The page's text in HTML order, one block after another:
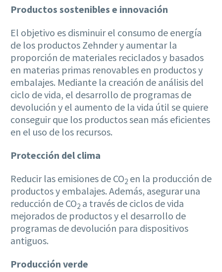
Productos sostenibles e innovación
El objetivo es disminuir el consumo de energía
de los productos Zehnder y aumentar la
proporción de materiales reciclados y basados
en materias primas renovables en productos y
embalajes. Mediante la creación de análisis del
ciclo de vida, el desarrollo de programas de
devolución y el aumento de la vida útil se quiere
conseguir que los productos sean más eficientes
en el uso de los recursos.
Protección del clima
Reducir las emisiones de CO2 en la producción de
productos y embalajes. Además, asegurar una
reducción de CO2 a través de ciclos de vida
mejorados de productos y el desarrollo de
programas de devolución para dispositivos
antiguos.
Producción verde